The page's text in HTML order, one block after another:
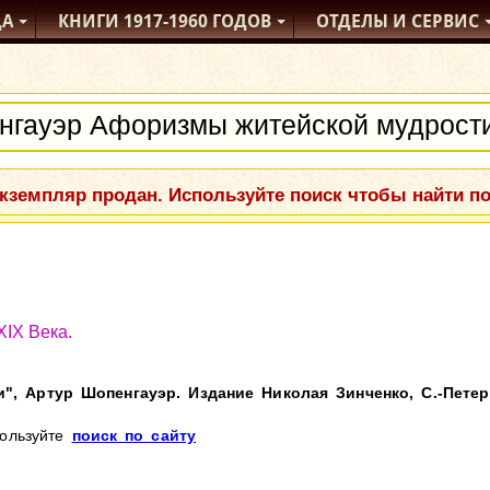
КНИГИ1917-1960ГОДОВ ОТДЕЛЫИ СЕРВИС
продан. Используйте поиск чтобы найти
Века.
Шопенгауэр. Издание Николая Зинченко, С.-
поиск по сайту